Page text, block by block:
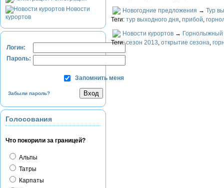
Новости
курортов
Логин:
Пароль:
Запомнить меня
Забыли пароль?
Голосования
Что покорили за границей?
Альпы
Татры
Карпаты
Новогодние предложения → Тур
Теги: тур выходного дня, прибой,
Новости курортов → Горнолыжный
Теги:сезон 2013, открытие сезона,